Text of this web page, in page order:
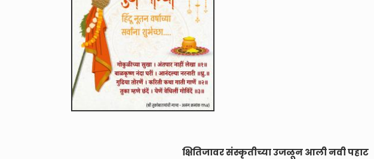
क्षितिजावर संस्कृतीच्या उजळून आली नवी पहाट